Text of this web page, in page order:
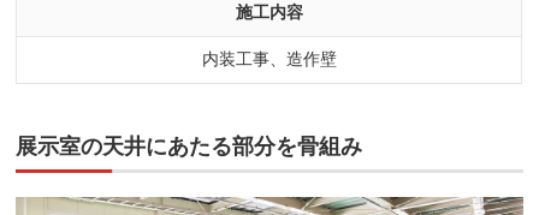
施工内容
内装工事、造作壁
展示室の天井にあたる部分を骨組み